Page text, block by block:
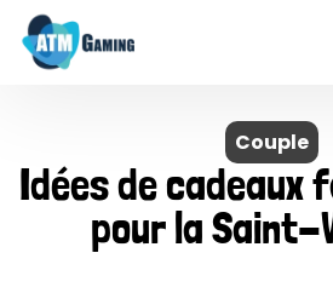
Couple
Idées de cadeaux
pour la Saint-